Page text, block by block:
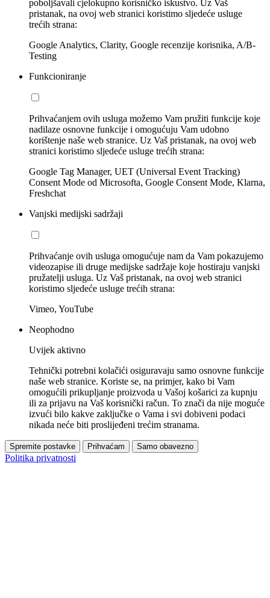
poboljšavali cjelokupno korisničko iskustvo. Uz Vaš
pristanak, na ovoj web stranici koristimo sljedeće usluge
trećih strana:
Google Analytics, Clarity, Google recenzije korisnika, A/B-
Testing
Funkcioniranje
Prihvaćanjem ovih usluga možemo Vam pružiti funkcije koje
nadilaze osnovne funkcije i omogućuju Vam udobno
korištenje naše web stranice. Uz Vaš pristanak, na ovoj web
stranici koristimo sljedeće usluge trećih strana:
Google Tag Manager, UET (Universal Event Tracking)
Consent Mode od Microsofta, Google Consent Mode, Klarna,
Freshchat
Vanjski medijski sadržaji
Prihvaćanje ovih usluga omogućuje nam da Vam pokazujemo
videozapise ili druge medijske sadržaje koje hostiraju vanjski
pružatelji usluga. Uz Vaš pristanak, na ovoj web stranici
koristimo sljedeće usluge trećih strana:
Vimeo, YouTube
Neophodno
Uvijek aktivno
Tehnički potrebni kolačići osiguravaju samo osnovne funkcije
naše web stranice. Koriste se, na primjer, kako bi Vam
omogućili prikupljanje proizvoda u Vašoj košarici za kupnju
ili za prijavu na Vaš korisnički račun. To znači da nije moguće
izvući bilo kakve zaključke o Vama i svi dobiveni podaci
nikada neće biti proslijeđeni trećim stranama.
Spremite postavke Prihvaćam Samo obavezno
Politika privatnosti